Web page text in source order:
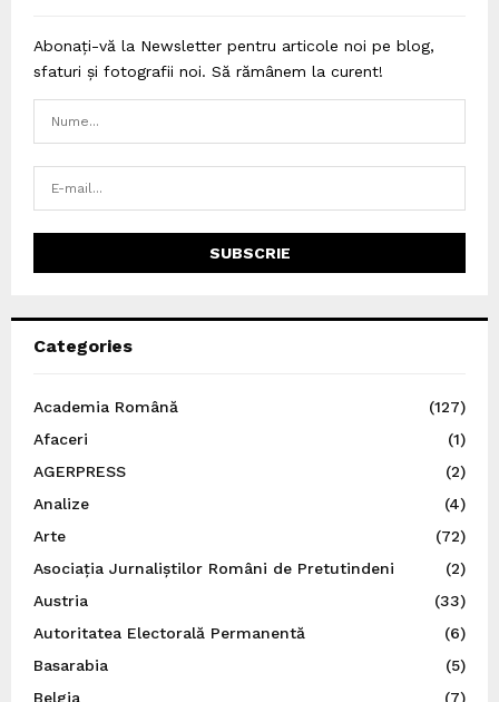
Abonați-vă la Newsletter pentru articole noi pe blog,
sfaturi și fotografii noi. Să rămânem la curent!
Categories
Academia Română
(127)
Afaceri
(1)
AGERPRESS
(2)
Analize
(4)
Arte
(72)
Asociația Jurnaliștilor Români de Pretutindeni
(2)
Austria
(33)
Autoritatea Electorală Permanentă
(6)
Basarabia
(5)
Belgia
(7)